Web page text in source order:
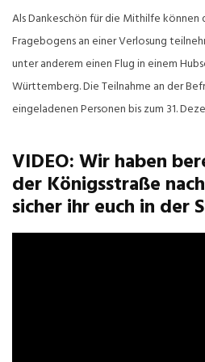
Als Dankeschön für die Mithilfe können
Fragebogens an einer Verlosung
unter anderem einen Flug in einem
Württemberg. Die Teilnahme an der
eingeladenen Personen bis zum 31.
VIDEO: Wir haben
der Königsstraße
sicher ihr euch in der